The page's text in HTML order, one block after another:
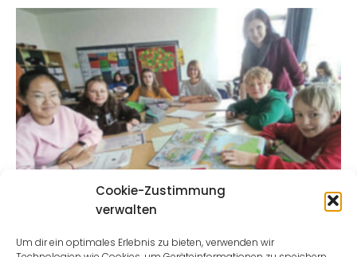
Cookie-Zustimmung
verwalten
Um dir ein optimales Erlebnis zu bieten, verwenden wir